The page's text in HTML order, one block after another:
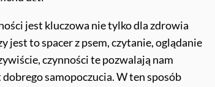
jest kluczowa nie tylko dla zdrowia
jest to spacer z psem, czytanie, oglądanie
czynności te pozwalają nam
samopoczucia. W ten sposób